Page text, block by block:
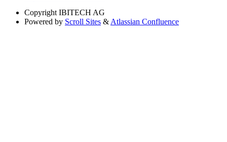
Copyright IBITECH AG
Powered by Scroll Sites & Atlassian Confluence